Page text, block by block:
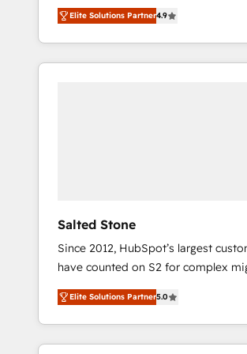
North America. Avec plus de 115
marketing automation, Growth,
webdesign. Markentive is both a consulting firm, a
digital agency and an integrator.
Elite Solutions Partner4.9
Salted Stone
Since 2012, HubSpot’s largest
have counted on S2 for complex
management, systems integration,
solutions that deliver measurable
transform brand experiences As one of the few full-
service creative agencies in the
Elite Solutions Partner5.0